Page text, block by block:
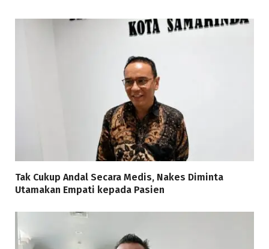
Tak Cukup Andal Secara Medis, Nakes Diminta
Utamakan Empati kepada Pasien